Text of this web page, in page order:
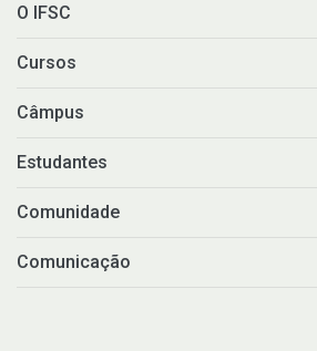
O IFSC
Cursos
Câmpus
Estudantes
Comunidade
Comunicação